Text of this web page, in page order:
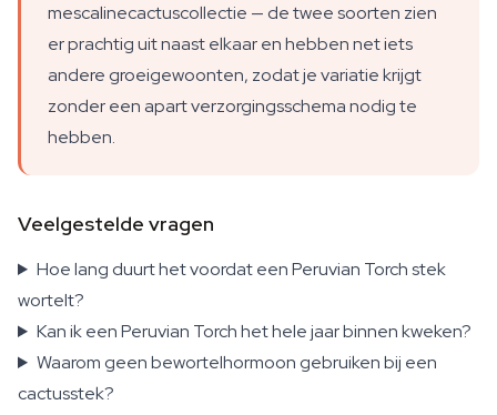
mescalinecactuscollectie — de twee soorten zien
er prachtig uit naast elkaar en hebben net iets
andere groeigewoonten, zodat je variatie krijgt
zonder een apart verzorgingsschema nodig te
hebben.
Veelgestelde vragen
Hoe lang duurt het voordat een Peruvian Torch stek
wortelt?
Kan ik een Peruvian Torch het hele jaar binnen kweken?
Waarom geen bewortelhormoon gebruiken bij een
cactusstek?